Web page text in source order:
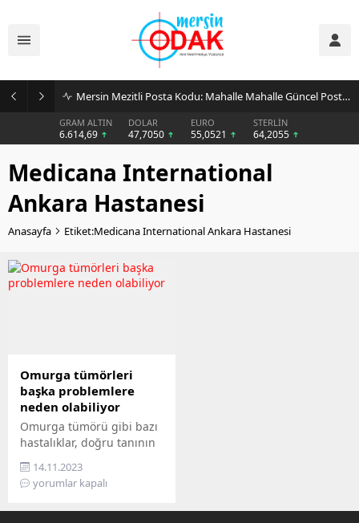
Mersin Mezitli Posta Kodu: Mahalle Mahalle Güncel Posta Kodu Rehberi
GRAM ALTIN
6.614,69
DOLAR
47,7050
EURO
55,0521
STERLİN
64,2055
Medicana International
Ankara Hastanesi
Anasayfa Etiket:Medicana International Ankara Hastanesi
Omurga tümörleri
başka problemlere
neden olabiliyor
Omurga tümörü gibi bazı
hastalıklar, doğru tanının
tedavinin uygulanmaması
halinde farklı
14.11.2023
yorumlar kapalı